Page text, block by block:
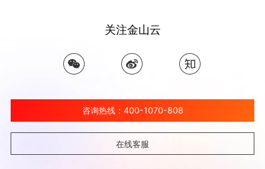
关注金山云
咨询热线：400-1070-808
在线客服